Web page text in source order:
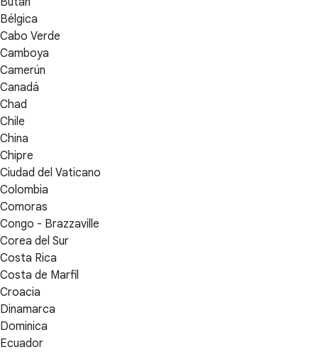
Bélgica
Cabo Verde
Camboya
Camerún
Canadá
Chad
Chile
China
Chipre
Ciudad del Vaticano
Colombia
Comoras
Congo - Brazzaville
Corea del Sur
Costa Rica
Costa de Marfil
Croacia
Dinamarca
Dominica
Ecuador